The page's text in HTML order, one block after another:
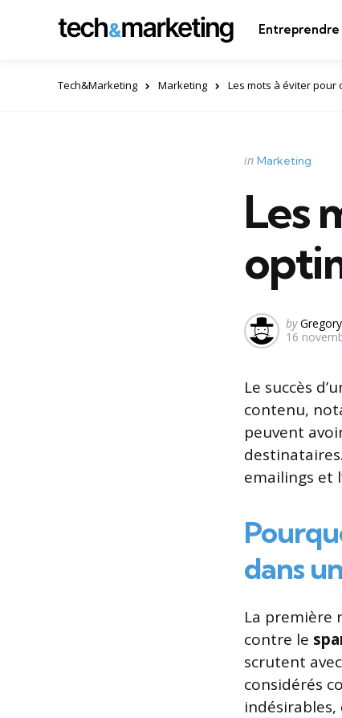
Entreprendre
Tech&Marketing Marketing Les mots à éviter pour
Categories
Posted
in Marketing
Les
Posted
by
by Gregory
16
Le succès
contenu,
peuvent
emailings et
dans
La première
contre le
scrutent
considérés